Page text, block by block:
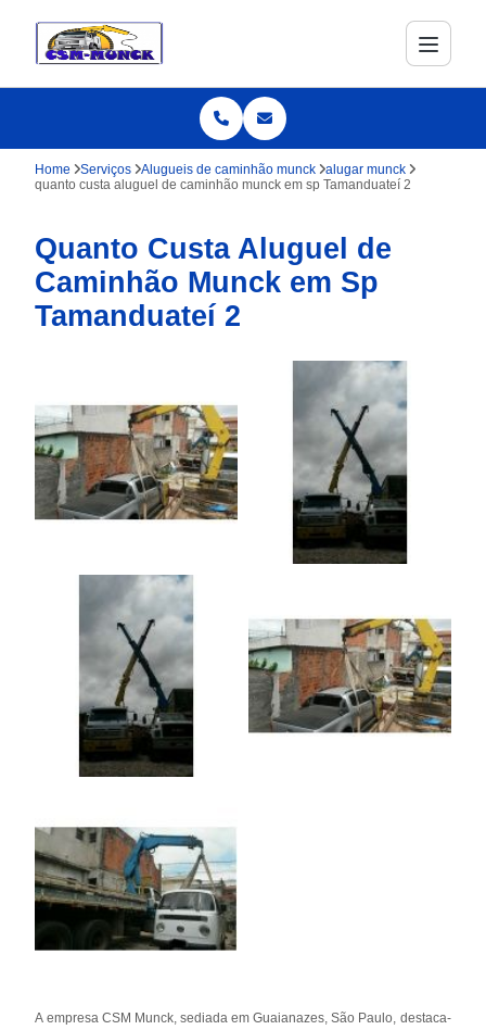
Home Serviços Alugueis de caminhão munck
alugar munck
quanto custa aluguel de caminhão munck em sp Tamanduateí 2
Quanto Custa Aluguel de
Caminhão Munck em Sp
Tamanduateí 2
A empresa CSM Munck, sediada em Guaianazes, São Paulo, destaca-